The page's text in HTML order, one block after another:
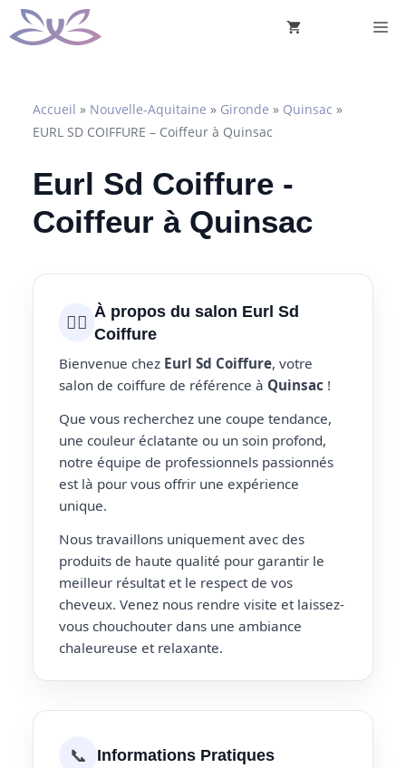
Aller
au
Accueil » Nouvelle-Aquitaine » Gironde » Quinsac »
EURL SD COIFFURE – Coiffeur à Quinsac
Eurl Sd Coiffure -
Coiffeur à Quinsac
💇‍♀️ À propos du salon Eurl Sd
Coiffure
Bienvenue chez Eurl Sd Coiffure, votre
salon de coiffure de référence à Quinsac !
Que vous recherchez une coupe tendance,
une couleur éclatante ou un soin profond,
notre équipe de professionnels passionnés
est là pour vous offrir une expérience
unique.
Nous travaillons uniquement avec des
produits de haute qualité pour garantir le
meilleur résultat et le respect de vos
cheveux. Venez nous rendre visite et laissez-
vous chouchouter dans une ambiance
chaleureuse et relaxante.
📞 Informations Pratiques